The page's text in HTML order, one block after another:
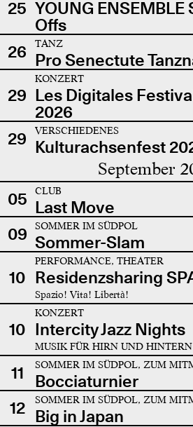
25 YOUNG ENSEMBLE
Offs
26
TANZ
Pro Senectute
29
KONZERT
Les Digitales
2026
29 VERSCHIEDENES
Kulturachsenfest
September
05 CLUB
Last Move
09
SOMMER IM SÜDPOL
Sommer-Slam
10
PERFORMANCE, THEATER
Residenzsharing
Spazio! Vita! Libertà!
10
KONZERT
Intercity Jazz Nights
MUSIK FÜR HIRN UND HINTERN
11 SOMMER IM SÜDPOL, ZUM
Bocciaturnier
12
SOMMER IM SÜDPOL, ZUM
Big in Japan